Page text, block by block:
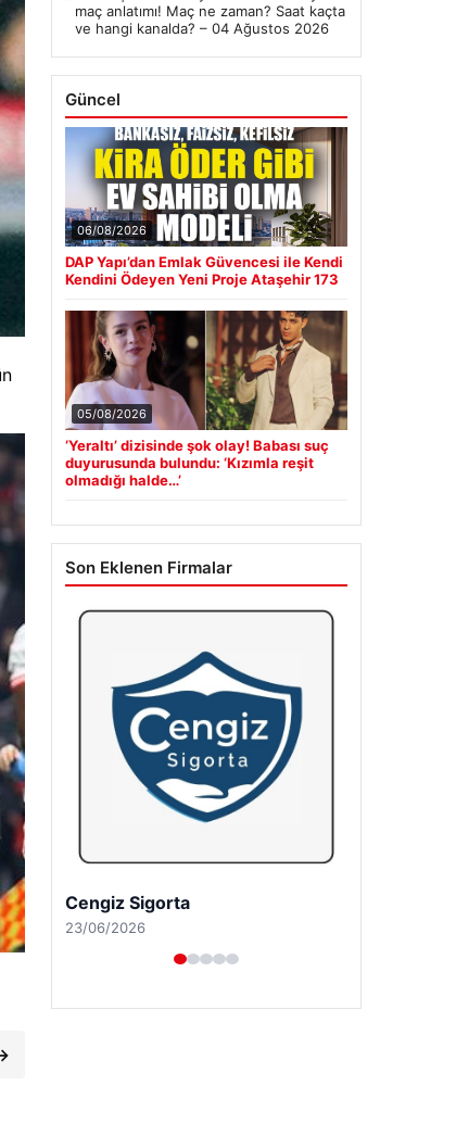
maç anlatımı! Maç ne zaman? Saat kaçta
ve hangi kanalda? – 04 Ağustos 2026
Güncel
06/08/2026
DAP Yapı’dan Emlak Güvencesi ile Kendi
Kendini Ödeyen Yeni Proje Ataşehir 173
05/08/2026
‘Yeraltı’ dizisinde şok olay! Babası suç
duyurusunda bulundu: ‘Kızımla reşit
olmadığı halde…’
Son Eklenen Firmalar
Hastaş Beton
26/05/2026